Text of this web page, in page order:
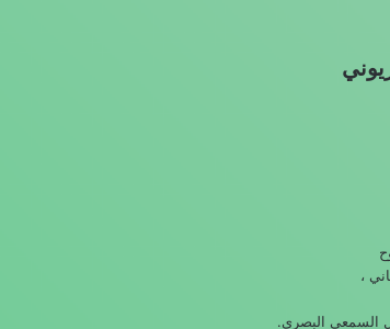
،
السمعي البصري.